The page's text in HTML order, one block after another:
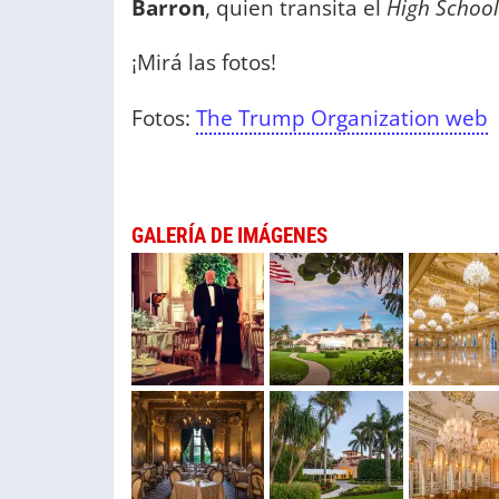
Barron, quien transita el High
¡Mirá las fotos!
Fotos: The Trump Organization web
GALERÍA DE IMÁGENES